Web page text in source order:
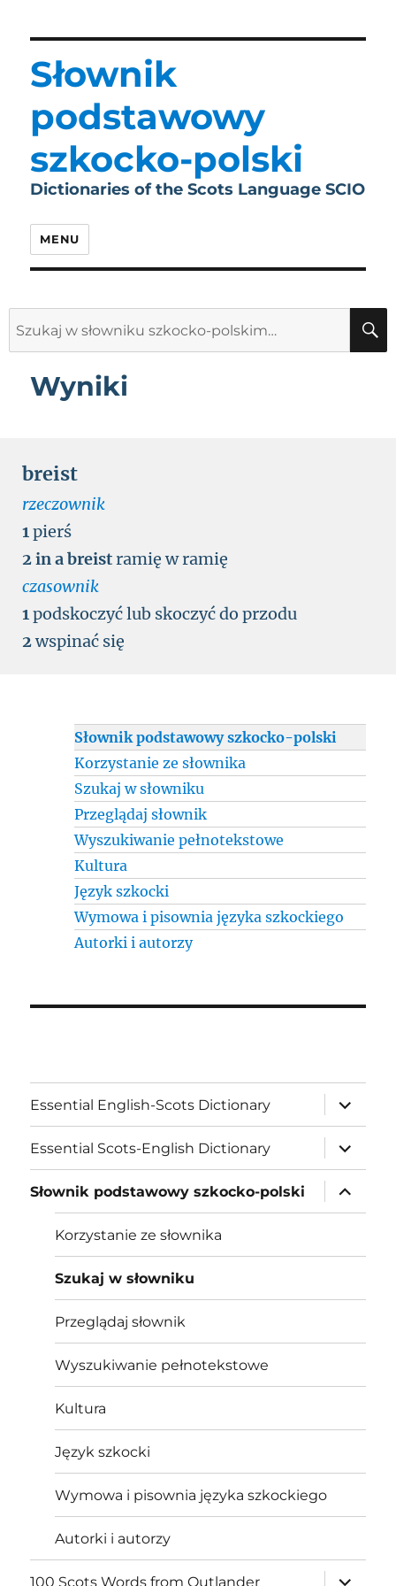
Słownik
podstawowy
szkocko-polski
Dictionaries of the Scots Language SCIO
MENU
Wyniki
breist
rzeczownik
1pierś
2in a breistramię w ramię
czasownik
1podskoczyć lub skoczyć do przodu
2wspinać się
Słownik podstawowy szkocko-polski
Korzystanie ze słownika
Szukaj w słowniku
Przeglądaj słownik
Wyszukiwanie pełnotekstowe
Kultura
Język szkocki
Wymowa i pisownia języka szkockiego
Autorki i autorzy
Essential English-Scots Dictionary
expand
child
menu
Essential Scots-English Dictionary
expand
child
menu
Słownik podstawowy szkocko-polski
expand
child
menu
Korzystanie ze słownika
Szukaj w słowniku
Przeglądaj słownik
Wyszukiwanie pełnotekstowe
Kultura
Język szkocki
Wymowa i pisownia języka szkockiego
Autorki i autorzy
100 Scots Words from Outlander
expand